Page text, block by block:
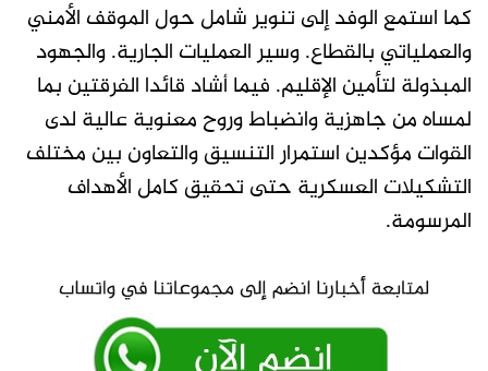
كما استمع الوفد إلى تنوير شامل حول الموقف الأمني
والعملياتي بالقطاع. وسير العمليات الجارية. والجهود
المبذولة لتأمين الإقليم. فيما أشاد قائدا الفرقتين بما
لمساه من جاهزية وانضباط وروح معنوية عالية لدى
القوات مؤكدين استمرار التنسيق والتعاون بين مختلف
التشكيلات العسكرية حتى تحقيق كامل الأهداف
المرسومة.